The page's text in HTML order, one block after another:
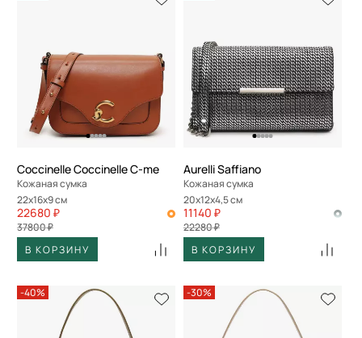
Coccinelle Coccinelle C-me
Кожаная сумка
22x16x9 см
22680 ₽
37800 ₽
В КОРЗИНУ
Aurelli Saffiano
Кожаная сумка
20x12x4,5 см
11140 ₽
22280 ₽
В КОРЗИНУ
-40% -30%